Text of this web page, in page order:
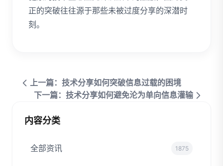
正的突破往往源于那些未被过度分享的深潜时
刻。
上一篇：技术分享如何突破信息过载的困境
下一篇：技术分享如何避免沦为单向信息灌输
内容分类
全部资讯 1875